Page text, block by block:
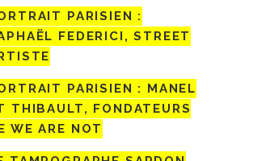
PARISIEN :
FEDERICI, STREET
PARISIEN : MANEL
THIBAULT, FONDATEURS
WE ARE NOT